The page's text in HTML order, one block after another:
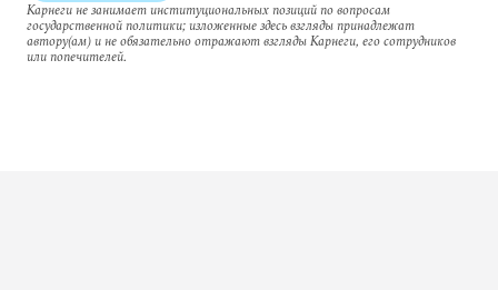
Карнеги не занимает институциональных позиций по вопросам
государственной политики; изложенные здесь взгляды принадлежат
автору(ам) и не обязательно отражают взгляды Карнеги, его сотрудников
или попечителей.